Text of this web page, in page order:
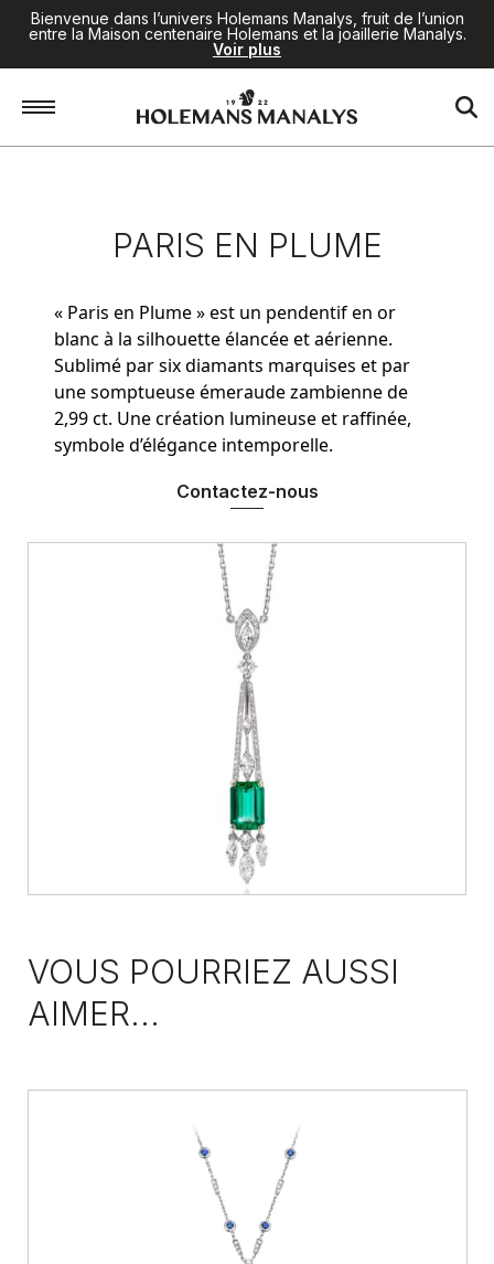
Bienvenue dans l’univers Holemans Manalys, fruit de l’union
entre la Maison centenaire Holemans et la joaillerie Manalys.
Voir plus
Joaillerie / Paris en Plume
PARIS EN PLUME
« Paris en Plume » est un pendentif en or
blanc à la silhouette élancée et aérienne.
Sublimé par six diamants marquises et par
une somptueuse émeraude zambienne de
2,99 ct. Une création lumineuse et raffinée,
symbole d’élégance intemporelle.
Contactez-nous
VOUS POURRIEZ AUSSI
AIMER...